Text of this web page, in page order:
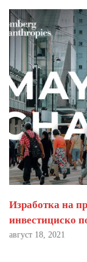
Изработка на
инвестициско
август 18, 2021